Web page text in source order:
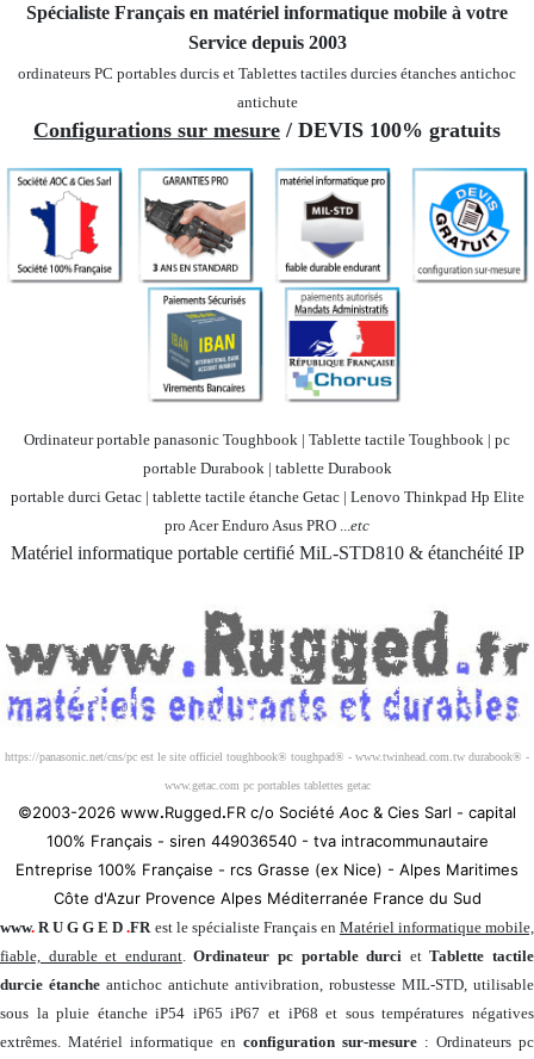
Spécialiste Français en matériel informatique mobile à votre
Service depuis 2003
ordinateurs PC portables durcis et Tablettes tactiles durcies étanches antichoc
antichute
Configurations sur mesure / DEVIS 100% gratuits
Ordinateur portable panasonic Toughbook | Tablette tactile Toughbook | pc
portable Durabook | tablette Durabook
portable durci Getac | tablette tactile étanche Getac | Lenovo Thinkpad Hp Elite
pro Acer Enduro Asus PRO ... etc
Matériel informatique portable certifié MiL-STD810 & étanchéité IP
https://panasonic.net/cns/pc est le site officiel toughbook® toughpad® - www.twinhead.com.tw durabook® -
www.getac.com pc portables tablettes getac
©2003-2026 www.Rugged.FR c/o Société Aoc & Cies Sarl - capital
100% Français - siren 449036540 - tva intracommunautaire
Entreprise 100% Française - rcs Grasse (ex Nice) - Alpes Maritimes
Côte d'Azur Provence Alpes Méditerranée France du Sud
www. R U G G E D.FR est le spécialiste Français en Matériel informatique mobile,
fiable, durable et endurant.Ordinateur pc portable durci etTablette tactile
durcie étanche antichoc antichute antivibration, robustesse MIL-STD, utilisable
sous la pluie étanche iP54 iP65 iP67 et iP68 et sous températures négatives
extrêmes. Matériel informatique en configuration sur-mesure : Ordinateurs pc